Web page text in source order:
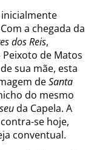
a chegada da
dos Reis,
de Matos
sua mãe, esta
deSanta
do mesmo
da Capela. A
se hoje,
conventual.